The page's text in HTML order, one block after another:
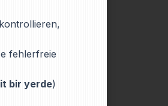
fehlerfreie
bir yerde)